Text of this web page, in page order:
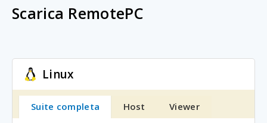
Scarica RemotePC
Linux
Suite completa Host Viewer